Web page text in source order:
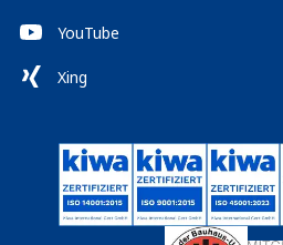
YouTube
Xing